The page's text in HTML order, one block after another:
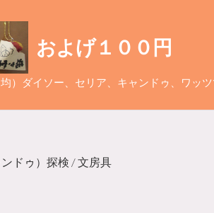
およげ１００円
）ダイソー、セリア、キャンドゥ、ワッ
ドゥ）探検 /文房具